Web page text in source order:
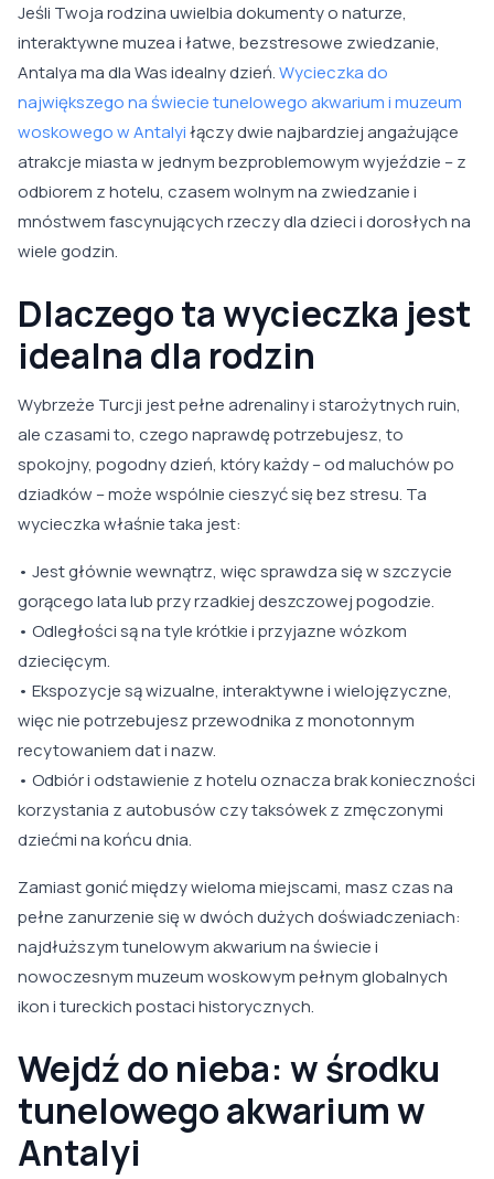
Jeśli Twoja rodzina uwielbia dokumenty o naturze,
interaktywne muzea i łatwe, bezstresowe zwiedzanie,
Antalya ma dla Was idealny dzień.Wycieczka do
największego na świecie tunelowego akwarium i muzeum
woskowego w Antalyiłączy dwie najbardziej angażujące
atrakcje miasta w jednym bezproblemowym wyjeździe – z
odbiorem z hotelu, czasem wolnym na zwiedzanie i
mnóstwem fascynujących rzeczy dla dzieci i dorosłych na
wiele godzin.
Dlaczego ta wycieczka jest
idealna dla rodzin
Wybrzeże Turcji jest pełne adrenaliny i starożytnych ruin,
ale czasami to, czego naprawdę potrzebujesz, to
spokojny, pogodny dzień, który każdy – od maluchów po
dziadków – może wspólnie cieszyć się bez stresu. Ta
wycieczka właśnie taka jest:
• Jest głównie wewnątrz, więc sprawdza się w szczycie
gorącego lata lub przy rzadkiej deszczowej pogodzie.
• Odległości są na tyle krótkie i przyjazne wózkom
dziecięcym.
• Ekspozycje są wizualne, interaktywne i wielojęzyczne,
więc nie potrzebujesz przewodnika z monotonnym
recytowaniem dat i nazw.
• Odbiór i odstawienie z hotelu oznacza brak konieczności
korzystania z autobusów czy taksówek z zmęczonymi
dziećmi na końcu dnia.
Zamiast gonić między wieloma miejscami, masz czas na
pełne zanurzenie się w dwóch dużych doświadczeniach:
najdłuższym tunelowym akwarium na świecie i
nowoczesnym muzeum woskowym pełnym globalnych
ikon i tureckich postaci historycznych.
Wejdź do nieba: w środku
tunelowego akwarium w
Antalyi